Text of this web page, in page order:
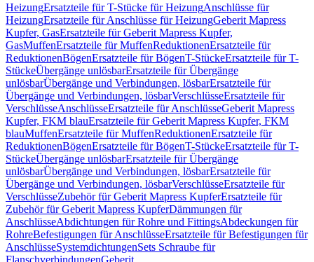
HeizungErsatzteile für T-Stücke für HeizungAnschlüsse für
HeizungErsatzteile für Anschlüsse für HeizungGeberit Mapress
Kupfer, GasErsatzteile für Geberit Mapress Kupfer,
GasMuffenErsatzteile für MuffenReduktionenErsatzteile für
ReduktionenBögenErsatzteile für BögenT-StückeErsatzteile für T-
StückeÜbergänge unlösbarErsatzteile für Übergänge
unlösbarÜbergänge und Verbindungen, lösbarErsatzteile für
Übergänge und Verbindungen, lösbarVerschlüsseErsatzteile für
VerschlüsseAnschlüsseErsatzteile für AnschlüsseGeberit Mapress
Kupfer, FKM blauErsatzteile für Geberit Mapress Kupfer, FKM
blauMuffenErsatzteile für MuffenReduktionenErsatzteile für
ReduktionenBögenErsatzteile für BögenT-StückeErsatzteile für T-
StückeÜbergänge unlösbarErsatzteile für Übergänge
unlösbarÜbergänge und Verbindungen, lösbarErsatzteile für
Übergänge und Verbindungen, lösbarVerschlüsseErsatzteile für
VerschlüsseZubehör für Geberit Mapress KupferErsatzteile für
Zubehör für Geberit Mapress KupferDämmungen für
AnschlüsseAbdichtungen für Rohre und FittingsAbdeckungen für
RohreBefestigungen für AnschlüsseErsatzteile für Befestigungen für
AnschlüsseSystemdichtungenSets Schraube für
FlanschverbindungenGeberit